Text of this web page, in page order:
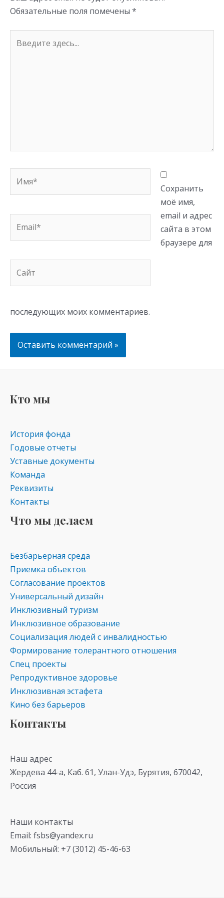
Обязательные поля помечены *
здесь...
Сохранить
моё имя,
email и адрес
сайта в этом
браузере для
последующих моих комментариев.
Кто мы
История фонда
Годовые отчеты
Уставные документы
Команда
Реквизиты
Контакты
Что мы делаем
Безбарьерная среда
Приемка объектов
Согласование проектов
Универсальный дизайн
Инклюзивный туризм
Инклюзивное образование
Социализация людей с инвалидностью
Формирование толерантного отношения
Спец проекты
Репродуктивное здоровье
Инклюзивная эстафета
Кино без барьеров
Контакты
Наш адрес
Жердева 44-а, Каб. 61, Улан-Удэ, Бурятия, 670042,
Россия
Наши контакты
Email: fsbs@yandex.ru
Мобильный: +7 (3012) 45-46-63